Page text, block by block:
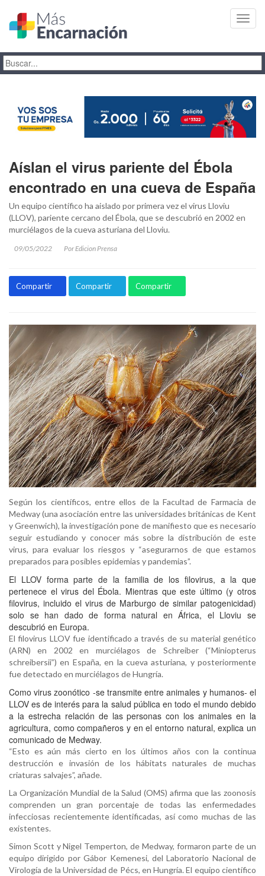
Aíslan el virus pariente del Ébola
encontrado en una cueva de España
Un equipo científico ha aislado por primera vez el virus Lloviu
(LLOV), pariente cercano del Ébola, que se descubrió en 2002 en
murciélagos de la cueva asturiana del Lloviu.
09/05/2022 Por Edicion Prensa
Compartir Compartir Compartir
Según los científicos, entre ellos de la Facultad de Farmacia de
Medway (una asociación entre las universidades británicas de Kent
y Greenwich), la investigación pone de manifiesto que es necesario
seguir estudiando y conocer más sobre la distribución de este
virus, para evaluar los riesgos y “asegurarnos de que estamos
preparados para posibles epidemias y pandemias”.
El LLOV forma parte de la familia de los filovirus, a la que
pertenece el virus del Ébola. Mientras que este último (y otros
filovirus, incluido el virus de Marburgo de similar patogenicidad)
solo se han dado de forma natural en África, el Lloviu se
descubrió en Europa.
El filovirus LLOV fue identificado a través de su material genético
(ARN) en 2002 en murciélagos de Schreiber (“Miniopterus
schreibersii”) en España, en la cueva asturiana, y posteriormente
fue detectado en murciélagos de Hungría.
Como virus zoonótico -se transmite entre animales y humanos- el
LLOV es de interés para la salud pública en todo el mundo debido
a la estrecha relación de las personas con los animales en la
agricultura, como compañeros y en el entorno natural, explica un
comunicado de Medway.
“Esto es aún más cierto en los últimos años con la continua
destrucción e invasión de los hábitats naturales de muchas
criaturas salvajes”, añade.
La Organización Mundial de la Salud (OMS) afirma que las zoonosis
comprenden un gran porcentaje de todas las enfermedades
infecciosas recientemente identificadas, así como muchas de las
existentes.
Simon Scott y Nigel Temperton, de Medway, formaron parte de un
equipo dirigido por Gábor Kemenesi, del Laboratorio Nacional de
Virología de la Universidad de Pécs, en Hungría. El equipo científico